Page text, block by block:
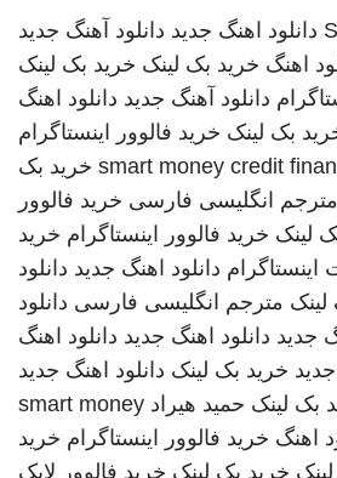
دانلود اهنگ جدید دانلود آهنگ جدید
اهنگ خرید بک لینک خرید بک لینک
دانلود آهنگ جدید دانلود اهنگ
بک لینک خرید فالوور اینستاگرام
smart money credit خرید بک
مترجم انگلیسی فارسی خرید فالوور
لینک خرید فالوور اینستاگرام خرید
اینستاگرام دانلود اهنگ جدید دانلود
مترجم انگلیسی فارسی دانلود
جدید دانلود اهنگ جدید دانلود اهنگ
خرید بک لینک دانلود اهنگ جدید
بک لینک حمید هیراد smart money
اهنگ خرید فالوور اینستاگرام خرید
خرید بک لینک خرید فالوور لایک